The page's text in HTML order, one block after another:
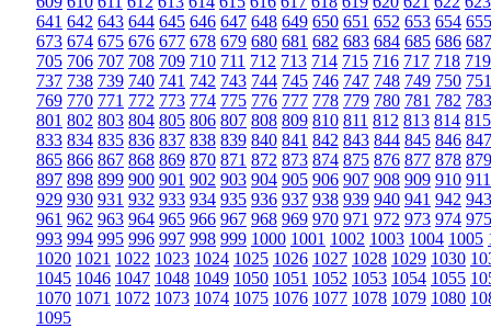
641 642 643 644 645 646 647 648 649 650 651 652 653 654 655
673 674 675 676 677 678 679 680 681 682 683 684 685 686 687
705 706 707 708 709 710 711 712 713 714 715 716 717 718 719
737 738 739 740 741 742 743 744 745 746 747 748 749 750 751
769 770 771 772 773 774 775 776 777 778 779 780 781 782 783
801 802 803 804 805 806 807 808 809 810 811 812 813 814 815
833 834 835 836 837 838 839 840 841 842 843 844 845 846 847
865 866 867 868 869 870 871 872 873 874 875 876 877 878 879
897 898 899 900 901 902 903 904 905 906 907 908 909 910 911
929 930 931 932 933 934 935 936 937 938 939 940 941 942 943
961 962 963 964 965 966 967 968 969 970 971 972 973 974 975
993 994 995 996 997 998 999 1000 1001 1002 1003 1004 1005
1020 1021 1022 1023 1024 1025 1026 1027 1028 1029 1030
1045 1046 1047 1048 1049 1050 1051 1052 1053 1054 1055
1070 1071 1072 1073 1074 1075 1076 1077 1078 1079 1080
1095